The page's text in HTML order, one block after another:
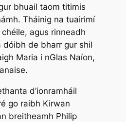
bhuail taom titimis
Tháinig na tuairimí
agus rinneadh
dóibh de bharr gur shil
Maria i nGlas Naíon,
d’ionramháil
go raibh Kirwan
breitheamh Philip